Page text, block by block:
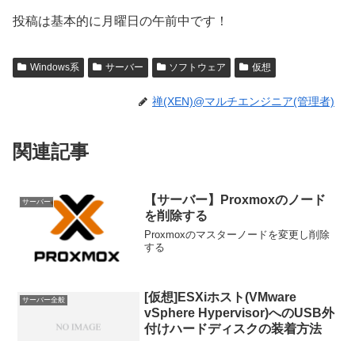
投稿は基本的に月曜日の午前中です！
Windows系 サーバー ソフトウェア 仮想
禅(XEN)@マルチエンジニア(管理者)
関連記事
サーバー
【サーバー】Proxmoxのノード
を削除する
Proxmoxのマスターノードを変更し削除
する
サーバー全般
[仮想]ESXiホスト(VMware
vSphere Hypervisor)へのUSB外
付けハードディスクの装着方法